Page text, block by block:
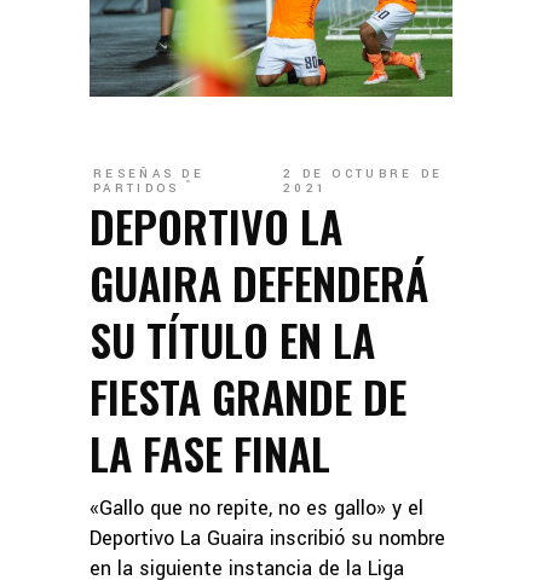
RESEÑAS DE
PARTIDOS
2 DE OCTUBRE DE
2021
DEPORTIVO LA
GUAIRA DEFENDERÁ
SU TÍTULO EN LA
FIESTA GRANDE DE
LA FASE FINAL
«Gallo que no repite, no es gallo» y el
Deportivo La Guaira inscribió su nombre
en la siguiente instancia de la Liga